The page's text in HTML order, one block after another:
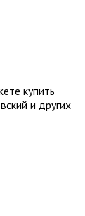
купить
и других